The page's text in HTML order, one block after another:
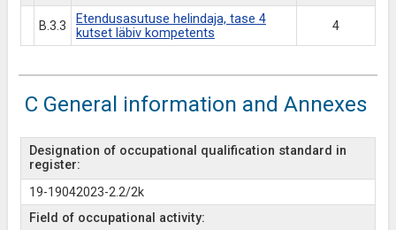
B.3.3
Etendusasutuse helindaja, tase 4
kutset läbiv kompetents
4
C General information and Annexes
Designation of occupational qualification standard in
register:
19-19042023-2.2/2k
Field of occupational activity: